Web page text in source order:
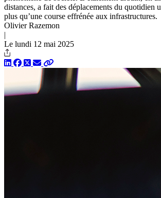
distances, a fait des déplacements du quotidien
plus qu’une course effrénée aux infrastructures.
Olivier Razemon
|
Le lundi 12 mai 2025